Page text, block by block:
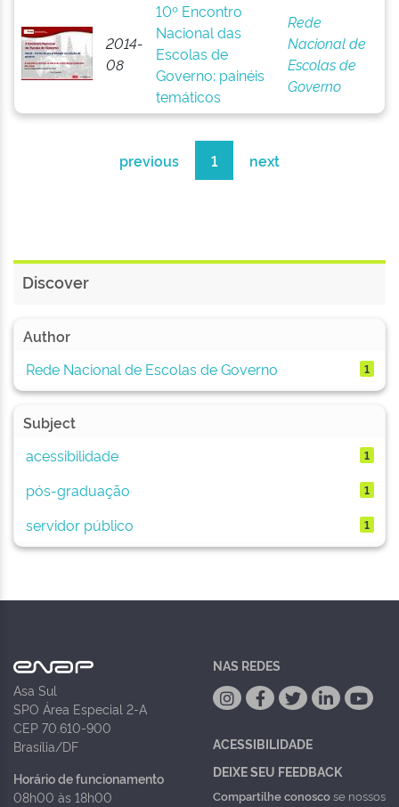
2014-
08
10º Encontro
Nacional das
Escolas de
Governo: painéis
temáticos
Rede
Nacional de
Escolas de
Governo
previous 1 next
Discover
Author
Rede Nacional de Escolas de Governo
1
Subject
acessibilidade
1
pós-graduação 1
servidor público 1
Asa Sul
SPO Área Especial 2-A
CEP 70.610-900
Brasília/DF
Horário de funcionamento
08h00 às 18h00
NAS REDES
ACESSIBILIDADE
DEIXE SEU FEEDBACK
Compartilhe conoscose nossos